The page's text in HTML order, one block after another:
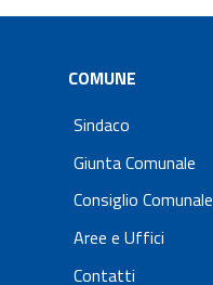
COMUNE
Sindaco
Giunta Comunale
Consiglio Comunale
Aree e Uffici
Contatti